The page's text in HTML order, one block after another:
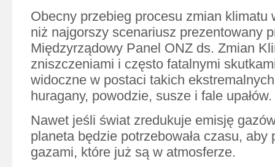
Obecny przebieg procesu zmian klimatu
niż najgorszy scenariusz prezentowany
Międzyrządowy Panel ONZ ds. Zmian
zniszczeniami i często fatalnymi
widoczne w postaci takich
huragany, powodzie, susze i fale upałów.
Nawet jeśli świat zredukuje emisję
planeta będzie potrzebowała czasu, aby
gazami, które już są w atmosferze.